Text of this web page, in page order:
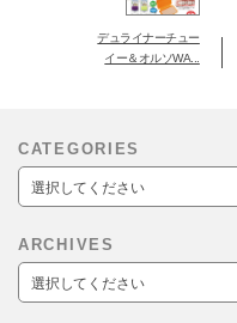
デュライナーチュー
イー＆オルソWA...
CATEGORIES
選択してください
ARCHIVES
選択してください